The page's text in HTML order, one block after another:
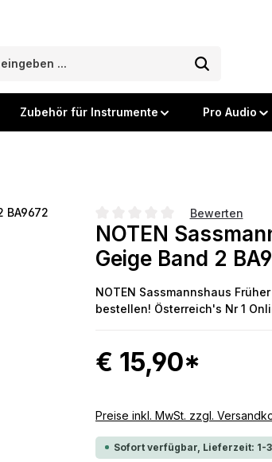
Zubehör für Instrumente Pro Audio
Durchschnittliche Bewertung
Bewerten
NOTEN
Geige Band 2
NOTEN Sassmannshaus
bestellen! Österreich's Nr 1
€ 15,90*
Preise inkl. MwSt. zzgl.
Sofort verfügbar, Lieferzeit: 1-